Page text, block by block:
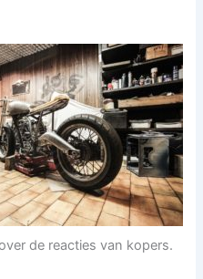
de reacties van kopers.